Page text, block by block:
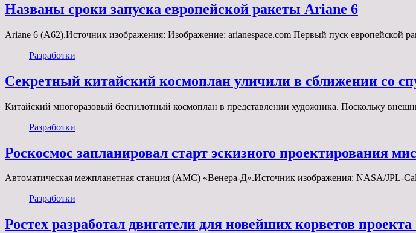
Названы сроки запуска европейской ракеты Ariane 6
Ariane 6 (A62).Источник изображения: Изображение: arianespace.com Первый пуск европейской
Разработки
Секретный китайский космоплан уличили в сближении со
Китайский многоразовый беспилотный космоплан в представлении художника. Поскольку
Разработки
Роскосмос запланировал старт эскизного проектирования
Автоматическая межпланетная станция (АМС) «Венера-Д».Источник изображения: NASA/JPL-
Разработки
Ростех разработал двигатели для новейших корветов проекта